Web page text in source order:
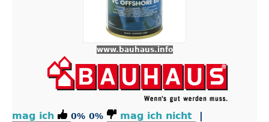
www.bauhaus.info
mag ich 0% 0% mag ich nicht
|